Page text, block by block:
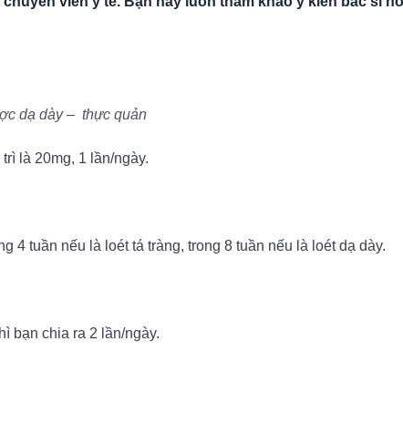
dạ dày – thực quản
là 20mg, 1 lần/ngày.
4 tuần nếu là loét tá tràng, trong 8 tuần nếu là loét dạ dày.
bạn chia ra 2 lần/ngày.